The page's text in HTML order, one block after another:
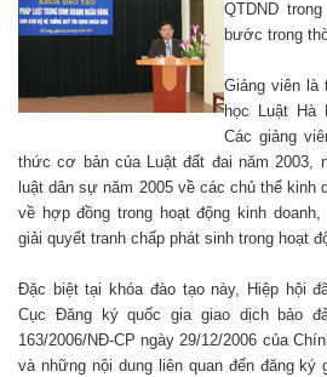
QTDND
bước trong
Giảng viên là
học Luật Hà
Các giảng
thức cơ bản của Luật đất đai năm 2003,
luật dân sự năm 2005 về các chủ thể kinh
về hợp đồng trong hoạt động kinh
giải quyết tranh chấp phát sinh trong hoạt
Đặc biệt tại khóa đào tạo này, Hiệp hội
Cục Đăng ký quốc gia giao dịch bảo
163/2006/NĐ-CP ngày 29/12/2006 của
và những nội dung liên quan đến đăng ký